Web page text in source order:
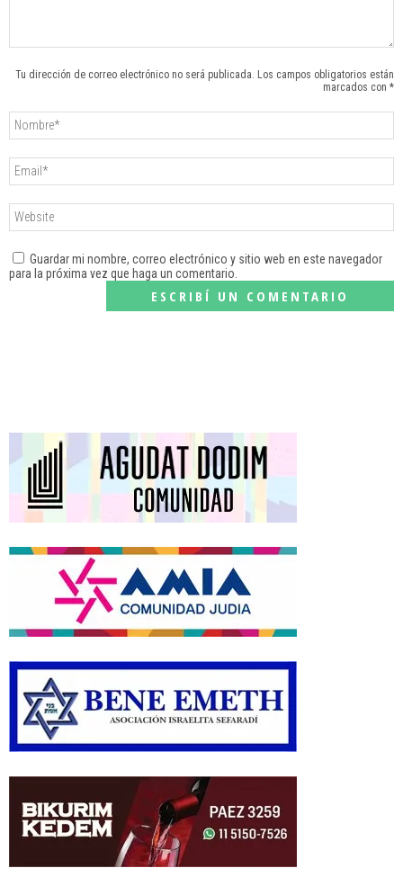
Tu dirección de correo electrónico no será publicada. Los campos obligatorios están
marcados con *
Guardar mi nombre, correo electrónico y sitio web en este navegador
para la próxima vez que haga un comentario.